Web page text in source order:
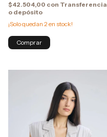
$42.504,00 con Transferencia
o depósito
¡Solo quedan 2en stock!